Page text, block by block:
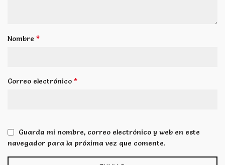
Nombre *
Correo electrónico *
Guarda mi nombre, correo electrónico y web en este
navegador para la próxima vez que comente.